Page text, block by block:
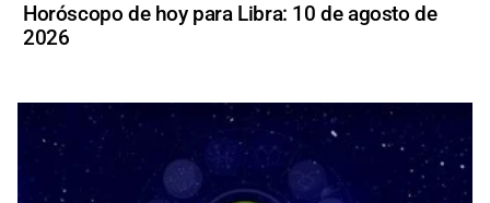
Horóscopo de hoy para Libra: 10 de agosto de
2026